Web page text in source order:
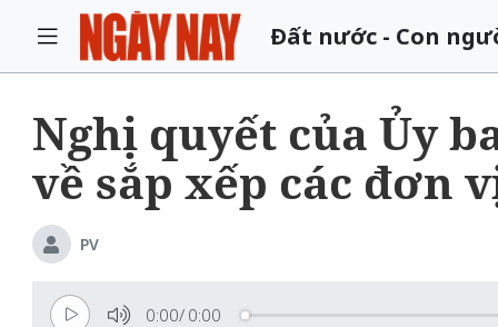
Đất nước - Con
Nghị quyết của Ủy
về sắp xếp các đơn
PV
0:00/ 0:00